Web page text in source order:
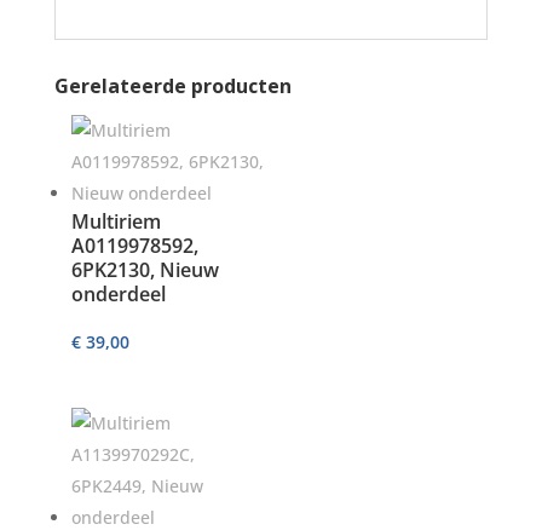
Gerelateerde producten
Multiriem
A0119978592,
6PK2130, Nieuw
onderdeel
€39,00